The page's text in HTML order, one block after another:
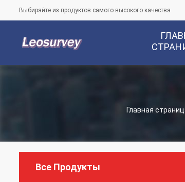
Выбирайте из продуктов самого высокого качества
Главная
Все Продукты